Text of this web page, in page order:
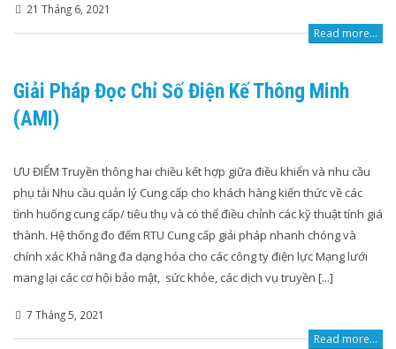
21 Tháng 6, 2021
Read more...
Giải Pháp Đọc Chỉ Số Điện Kế Thông Minh
(AMI)
ƯU ĐIỂM Truyền thông hai chiều kết hợp giữa điều khiển và nhu cầu
phụ tải Nhu cầu quản lý Cung cấp cho khách hàng kiến thức về các
tình huống cung cấp/ tiêu thụ và có thể điều chỉnh các kỹ thuật tính giá
thành. Hệ thống đo đếm RTU Cung cấp giải pháp nhanh chóng và
chính xác Khả năng đa dạng hóa cho các công ty điện lực Mạng lưới
mang lại các cơ hội bảo mật, sức khỏe, các dịch vụ truyền [...]
7 Tháng 5, 2021
Read more...